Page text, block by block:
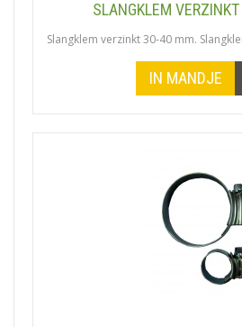
SLANGKLEM
Slangklem verzinkt 30-40 mm.
IN MANDJE